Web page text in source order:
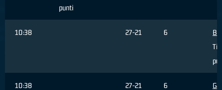
punti
10:38 27-21 6
10:38 27-21 6